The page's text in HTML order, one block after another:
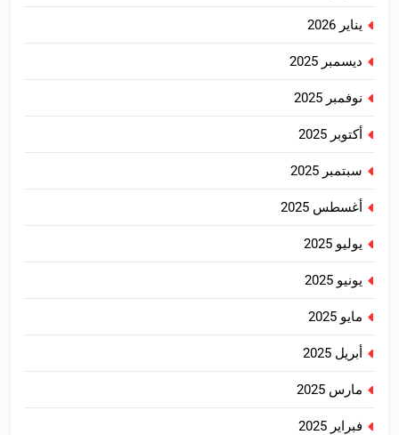
يناير 2026
ديسمبر 2025
نوفمبر 2025
أكتوبر 2025
سبتمبر 2025
أغسطس 2025
يوليو 2025
يونيو 2025
مايو 2025
أبريل 2025
مارس 2025
فبراير 2025